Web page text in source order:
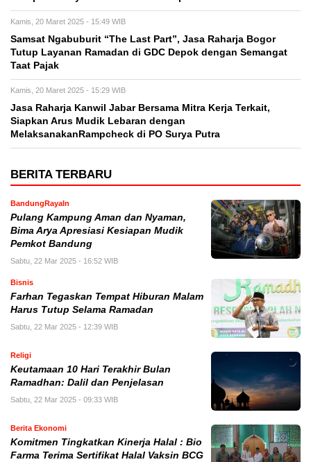
Kamis, 20 Maret 2025 - 15:49 WIB
Samsat Ngabuburit “The Last Part”, Jasa Raharja Bogor
Tutup Layanan Ramadan di GDC Depok dengan Semangat
Taat Pajak
Kamis, 20 Maret 2025 - 15:29 WIB
Jasa Raharja Kanwil Jabar Bersama Mitra Kerja Terkait,
Siapkan Arus Mudik Lebaran dengan
MelaksanakanRampcheck di PO Surya Putra
BERITA TERBARU
BandungRayaIn
Pulang Kampung Aman dan Nyaman,
Bima Arya Apresiasi Kesiapan Mudik
Pemkot Bandung
Sabtu, 22 Mar 2025 - 16:52 WIB
Bisnis
Farhan Tegaskan Tempat Hiburan Malam
Harus Tutup Selama Ramadan
Sabtu, 22 Mar 2025 - 12:39 WIB
Religi
Keutamaan 10 Hari Terakhir Bulan
Ramadhan: Dalil dan Penjelasan
Sabtu, 22 Mar 2025 - 09:33 WIB
Berita Ekonomi
Komitmen Tingkatkan Kinerja Halal : Bio
Farma Terima Sertifikat Halal Vaksin BCG